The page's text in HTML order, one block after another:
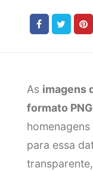
As imagens
formato PNG
para essa